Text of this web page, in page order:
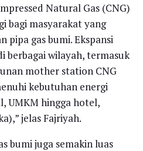
Natural Gas (CNG)
bagi masyarakat yang
pipa gas bumi. Ekspansi
berbagai wilayah, termasuk
mother station CNG
kebutuhan energi
UMKM hingga hotel,
jelas Fajriyah.
bumi juga semakin luas